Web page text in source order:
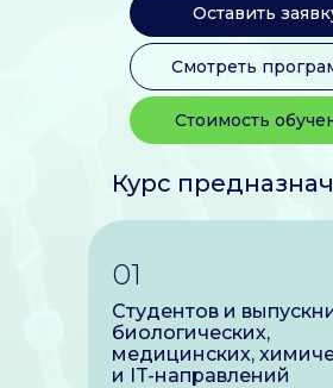
Курс
Оставить
Стоимость
Смотреть
01
Студентов и
биологических,
медицинских,
и IT-направлений